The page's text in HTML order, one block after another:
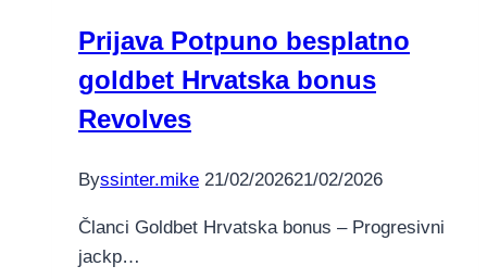
kasynie
w
ocenie
legalna
jak
Prijava Potpuno besplatno
goldbet Hrvatska bonus
Revolves
Byssinter.mike 21/02/202621/02/2026
Članci Goldbet Hrvatska bonus – Progresivni
jackp…